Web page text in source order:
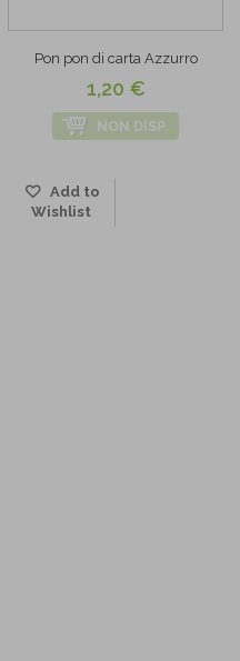
Pon pon di carta Azzurro
1,20 €
NON DISP.
Add to
Wishlist